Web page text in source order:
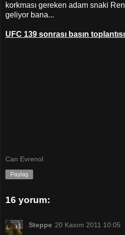
korkması gereken adam snaki
geliyor bana...
UFC 139 sonrası basın
Can Evrenol
Paylaş
16 yorum:
Steppe 20 Kasım 2011 10:05